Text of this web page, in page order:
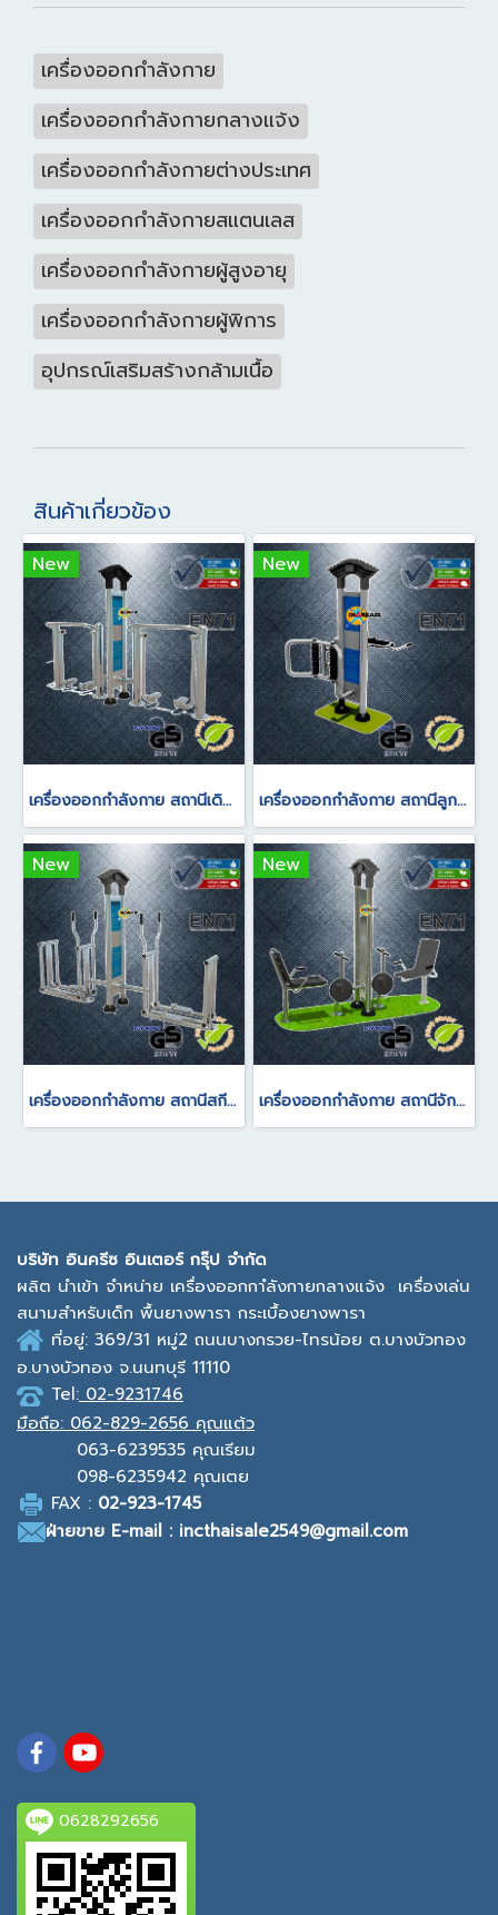
เครื่องออกกำลังกาย
เครื่องออกกำลังกายกลางแจ้ง
เครื่องออกกำลังกายต่างประเทศ
เครื่องออกกำลังกายสแตนเลส
เครื่องออกกำลังกายผู้สูงอายุ
เครื่องออกกำลังกายผู้พิการ
อุปกรณ์เสริมสร้างกล้ามเนื้อ
สินค้าเกี่ยวข้อง
New
เครื่องออกกำลังกาย สถานีเดินอากาศบริหารขาข้อสะโพก(แบบคู่)
New
เครื่องออกกำลังกาย สถานีลูกกลิ้งนวดหลังแนวตั้ง/สถานีลูกกลิ้งนวดหลังแนวนอน
New
เครื่องออกกำลังกาย สถานีสกีอากาศบริหารแขนขาหัวไหล่(แบบคู่)
New
เครื่องออกกำลังกาย สถานีจักรยานนั่งพิงปั่นแบบไร้น้ำหนัก(แบบคู่)
บริษัท อินครีซ อินเตอร์ กรุ๊ป จำกัด
ผลิต นำเข้า จำหน่าย เครื่องออกกาํลังกายกลางแจ้ง เครื่องเล่น
สนามสำหรับเด็ก พื้นยางพารา กระเบื้องยางพารา
ที่อยู่: 369/31 หมู่2 ถนนบางกรวย-ไทรน้อย ต.บางบัวทอง
อ.บางบัวทอง จ.นนทบุรี 11110
Tel: 02-9231746
มือถือ: 062-829-2656 คุณแต้ว
063-6239535 คุณเรียม
098-6235942 คุณเตย
FAX : 02-923-1745
ฝ่ายขาย E-mail : incthaisale2549@gmail.com
0628292656